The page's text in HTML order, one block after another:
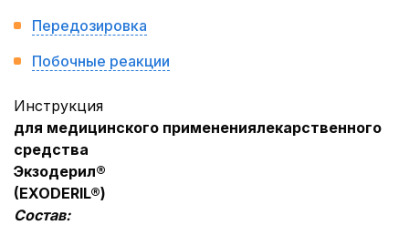
Передозировка
Побочные реакции
Инструкция
для медицинского применениялекарственного
средства
Экзодерил®
(EXODERIL®)
Состав: